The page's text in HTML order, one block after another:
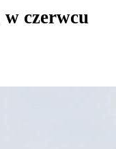
czerwcu